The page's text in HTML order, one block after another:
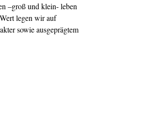
–groß und klein- leben
legen wir auf
sowie ausgeprägtem